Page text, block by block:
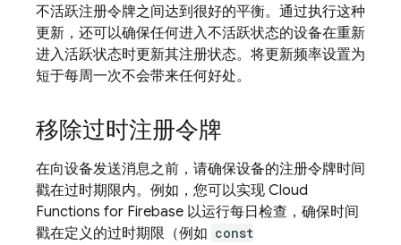
不活跃注册令牌之间达到很好的平衡。通过执行这种
更新，还可以确保任何进入不活跃状态的设备在重新
进入活跃状态时更新其注册状态。将更新频率设置为
短于每周一次不会带来任何好处。
移除过时注册令牌
在向设备发送消息之前，请确保设备的注册令牌时间
戳在过时期限内。例如，您可以实现 Cloud
Functions for Firebase 以运行每日检查，确保时间
戳在定义的过时期限（例如 const